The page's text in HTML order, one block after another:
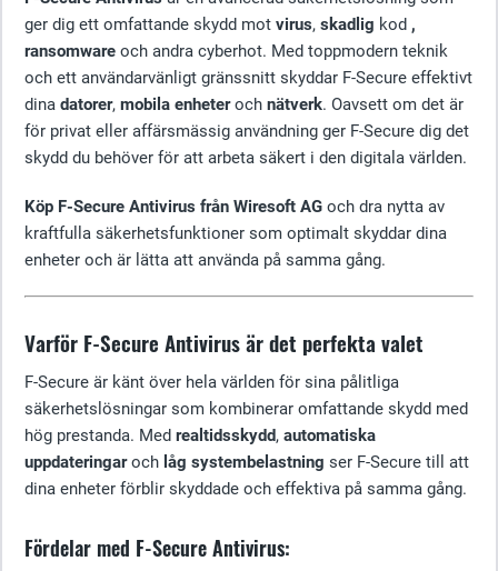
ger dig ett omfattande skydd mot virus, skadlig kod ,
ransomware och andra cyberhot. Med toppmodern teknik
och ett användarvänligt gränssnitt skyddar F-Secure effektivt
dina datorer, mobila enheteroch nätverk. Oavsett om det är
för privat eller affärsmässig användning ger F-Secure dig det
skydd du behöver för att arbeta säkert i den digitala världen.
Köp F-Secure Antivirus från Wiresoft AG och dra nytta av
kraftfulla säkerhetsfunktioner som optimalt skyddar dina
enheter och är lätta att använda på samma gång.
Varför F-Secure Antivirus är det perfekta valet
F-Secure är känt över hela världen för sina pålitliga
säkerhetslösningar som kombinerar omfattande skydd med
hög prestanda. Med realtidsskydd, automatiska
uppdateringaroch låg systembelastning ser F-Secure till att
dina enheter förblir skyddade och effektiva på samma gång.
Fördelar med F-Secure Antivirus: